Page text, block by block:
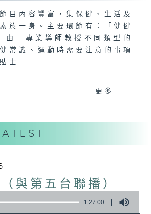
目內容豐富，集保健、生活及
於一身。主要環節有：「健健
由 專業導師教授不同類型的
常識、運動時需要注意的事項
士
做早操
更多...
與第五台聯播）
1:27:00